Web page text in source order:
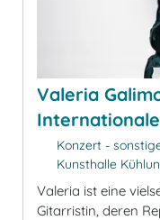
Valeria
Konzert -
Kunsthalle
Valeria ist eine
Gitarristin, deren